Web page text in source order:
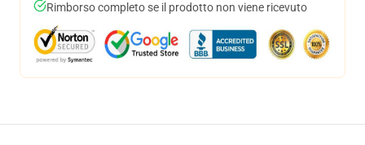
Rimborso completo se il prodotto non viene ricevuto